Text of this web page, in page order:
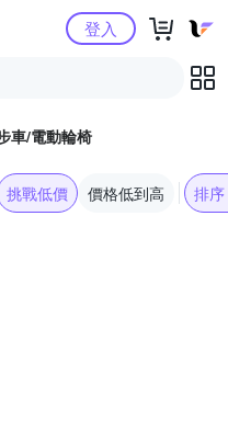
購物中心登入
車/電動輪椅
挑戰低價 價格低到高 排序